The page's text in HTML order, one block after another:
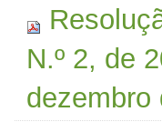
N.º 2, de
dezembro